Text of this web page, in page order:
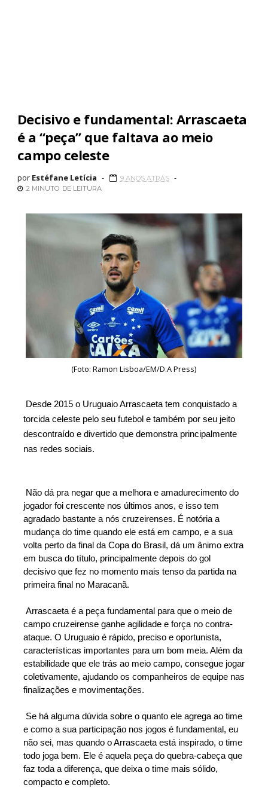
Decisivo e fundamental: Arrascaeta
é a “peça” que faltava ao meio
campo celeste
por Estéfane Letícia
9 ANOS ATRÁS
2 MINUTO DE LEITURA
(Foto: Ramon Lisboa/EM/D.A Press)
Desde 2015 o Uruguaio Arrascaeta tem conquistado a
torcida celeste pelo seu futebol e também por seu jeito
descontraído e divertido que demonstra principalmente
nas redes sociais.
Não dá pra negar que a melhora e amadurecimento do
jogador foi crescente nos últimos anos, e isso tem
agradado bastante a nós cruzeirenses. É notória a
mudança do time quando ele está em campo, e a sua
volta perto da final da Copa do Brasil, dá um ânimo extra
em busca do título, principalmente depois do gol
decisivo que fez no momento mais tenso da partida na
primeira final no Maracanã.
Arrascaeta é a peça fundamental para que o meio de
campo cruzeirense ganhe agilidade e força no contra-
ataque. O Uruguaio é rápido, preciso e oportunista,
características importantes para um bom meia. Além da
estabilidade que ele trás ao meio campo, consegue jogar
coletivamente, ajudando os companheiros de equipe nas
finalizações e movimentações.
Se há alguma dúvida sobre o quanto ele agrega ao time
e como a sua participação nos jogos é fundamental, eu
não sei, mas quando o Arrascaeta está inspirado, o time
todo joga bem. Ele é aquela peça do quebra-cabeça que
faz toda a diferença, que deixa o time mais sólido,
compacto e completo.